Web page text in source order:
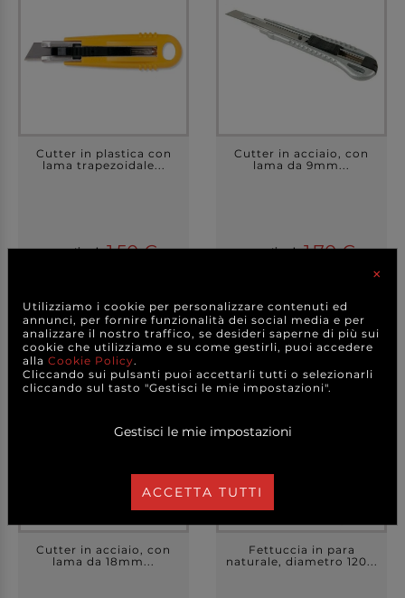
Cutter in plastica con
lama trapezoidale...
a partire da1,50 €
DETTAGLI
Cutter in acciaio, con
lama da 9mm...
a partire da1,70 €
DETTAGLI
Cutter in acciaio, con
lama da 18mm...
Fettuccia in para
naturale, diametro 120...
×
Utilizziamo i cookie per personalizzare contenuti ed
annunci, per fornire funzionalità dei social media e per
analizzare il nostro traffico, se desideri saperne di più sui
cookie che utilizziamo e su come gestirli, puoi accedere
alla Cookie Policy.
Cliccando sui pulsanti puoi accettarli tutti o selezionarli
cliccando sul tasto "Gestisci le mie impostazioni".
Gestisci le mie impostazioni
ACCETTA TUTTI